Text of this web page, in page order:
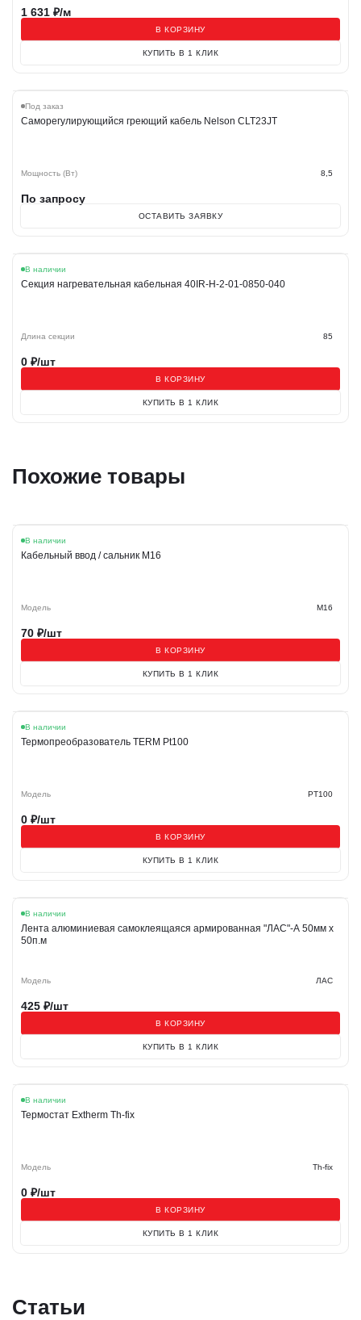
1 631 ₽/м
В КОРЗИНУ
КУПИТЬ В 1 КЛИК
Под заказ
Саморегулирующийся греющий кабель Nelson CLT23JT
Мощность (Вт) 8,5
По запросу
ОСТАВИТЬ ЗАЯВКУ
В наличии
Секция нагревательная кабельная 40IR-H-2-01-0850-040
Длина секции 85
0 ₽/шт
В КОРЗИНУ
КУПИТЬ В 1 КЛИК
Похожие товары
В наличии
Кабельный ввод / сальник M16
Модель M16
70 ₽/шт
В КОРЗИНУ
КУПИТЬ В 1 КЛИК
В наличии
Термопреобразователь TERM Pt100
Модель PT100
0 ₽/шт
В КОРЗИНУ
КУПИТЬ В 1 КЛИК
В наличии
Лента алюминиевая самоклеящаяся армированная "ЛАС"-А 50мм х
50п.м
Модель ЛАС
425 ₽/шт
В КОРЗИНУ
КУПИТЬ В 1 КЛИК
В наличии
Термостат Extherm Th-fix
Модель Th-fix
0 ₽/шт
В КОРЗИНУ
КУПИТЬ В 1 КЛИК
Статьи